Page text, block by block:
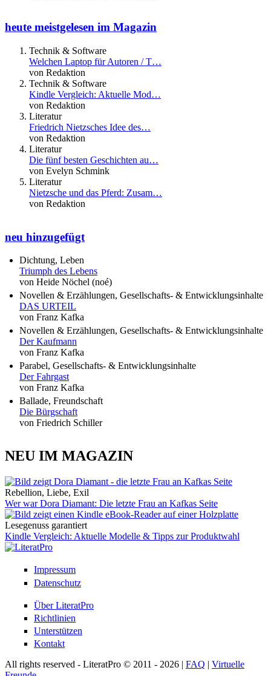
heute meistgelesen im Magazin
Technik & Software
Welchen Laptop für Autoren / T…
von Redaktion
Technik & Software
Kindle Vergleich: Aktuelle Mod…
von Redaktion
Literatur
Friedrich Nietzsches Idee des…
von Redaktion
Literatur
Die fünf besten Geschichten au…
von Evelyn Schmink
Literatur
Nietzsche und das Pferd: Zusam…
von Redaktion
neu hinzugefügt
Dichtung, Leben
Triumph des Lebens
von Heide Nöchel (noé)
Novellen & Erzählungen, Gesellschafts- & Entwicklungsinhalte
DAS URTEIL
von Franz Kafka
Novellen & Erzählungen, Gesellschafts- & Entwicklungsinhalte
Der Kaufmann
von Franz Kafka
Parabel, Gesellschafts- & Entwicklungsinhalte
Der Fahrgast
von Franz Kafka
Ballade, Freundschaft
Die Bürgschaft
von Friedrich Schiller
NEU IM MAGAZIN
Rebellion, Liebe, Exil
Wer war Dora Diamant: Die letzte Frau an Kafkas Seite
Lesegenuss garantiert
Kindle Vergleich: Aktuelle Modelle & Tipps zur Produktwahl
Impressum
Datenschutz
Über LiteratPro
Richtlinien
Unterstützen
Kontakt
All rights reserved - LiteratPro © 2011 - 2026 | FAQ | Virtuelle